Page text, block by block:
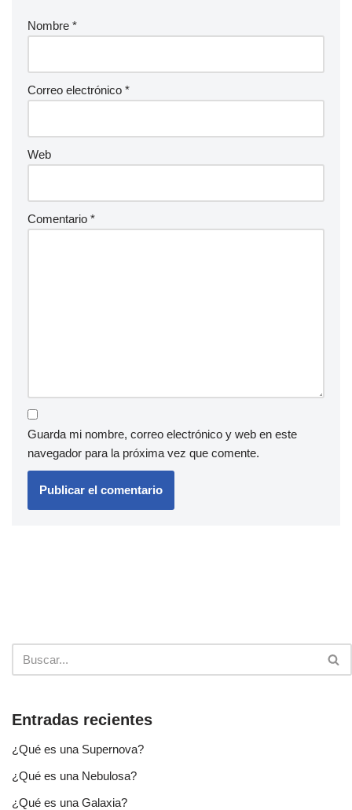
Nombre *
Correo electrónico *
Web
Comentario *
Guarda mi nombre, correo electrónico y web en este
navegador para la próxima vez que comente.
Entradas recientes
¿Qué es una Supernova?
¿Qué es una Nebulosa?
¿Qué es una Galaxia?